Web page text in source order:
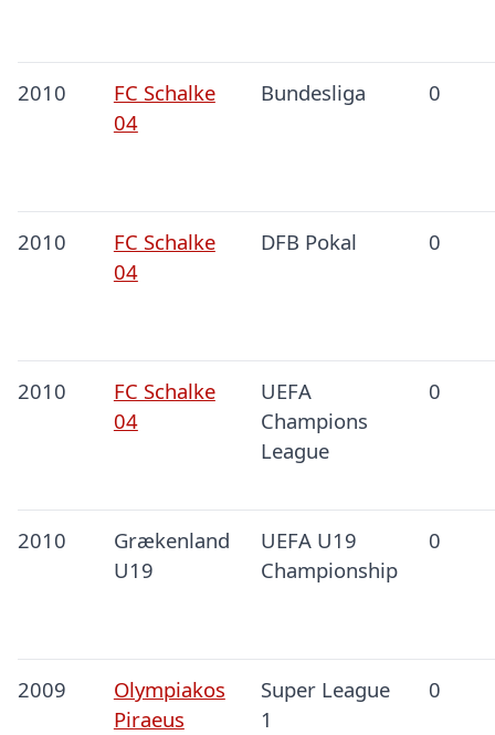
2010
FC Schalke
04
Bundesliga 0
2010
FC Schalke
04
DFB Pokal 0
2010
FC Schalke
04
UEFA
Champions
League
0
2010
Grækenland
U19
UEFA U19
Championship
0
2009
Olympiakos
Piraeus
Super League
1
0